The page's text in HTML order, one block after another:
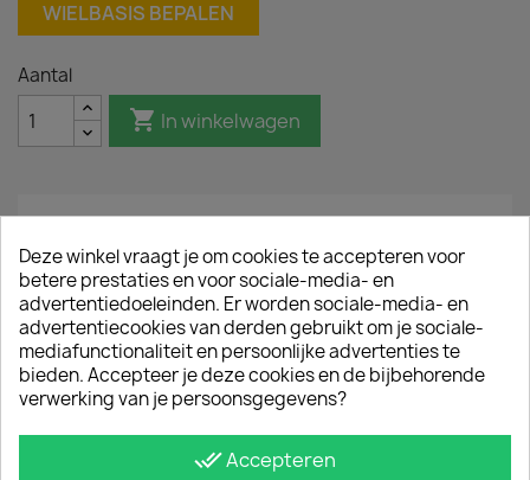
WIELBASIS BEPALEN
Aantal
 In winkelwagen
Met RVS mat-zwarte sidebars van Sidebar.nl
bescherm je de carrosserie van de Opel Combo
(model 2018+) tegen dure flank- en
dorpelschade. Daarnaast geeft een sidebar
de Opel Combo een robuuste matte look. Onze
beschermbars zijn van hoogwaardig RVS en
hebben een buisdiameter van ongeveer 64 mm.
Deze winkel vraagt je om cookies te accepteren voor
betere prestaties en voor sociale-media- en
advertentiedoeleinden. Er worden sociale-media- en
advertentiecookies van derden gebruikt om je sociale-
mediafunctionaliteit en persoonlijke advertenties te
bieden. Accepteer je deze cookies en de bijbehorende
verwerking van je persoonsgegevens?
done_allAccepteren